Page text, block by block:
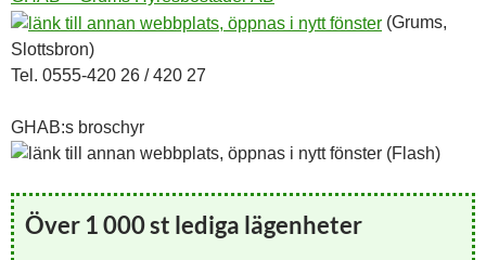
(Grums,
Slottsbron)
Tel. 0555-420 26 / 420 27
GHAB:s broschyr
(Flash)
Över 1 000 st lediga lägenheter